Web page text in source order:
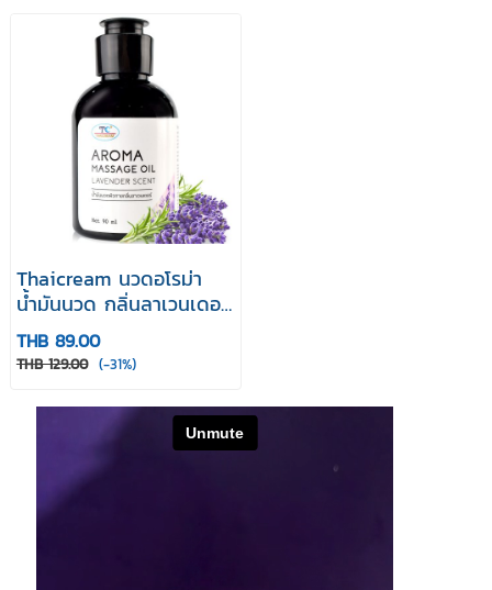
Thaicream นวดอโรม่า
น้ำมันนวด กลิ่นลาเวนเดอร์
Aroma Massage Oil-
Lavender Scent 90ml
THB 89.00
THB 129.00 (-31%)